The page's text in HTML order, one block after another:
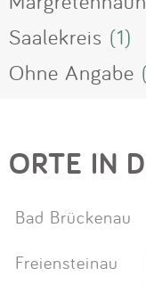
Saalekreis (1)
Ohne Angabe
ORTE IN
Bad Brückenau
Freiensteinau